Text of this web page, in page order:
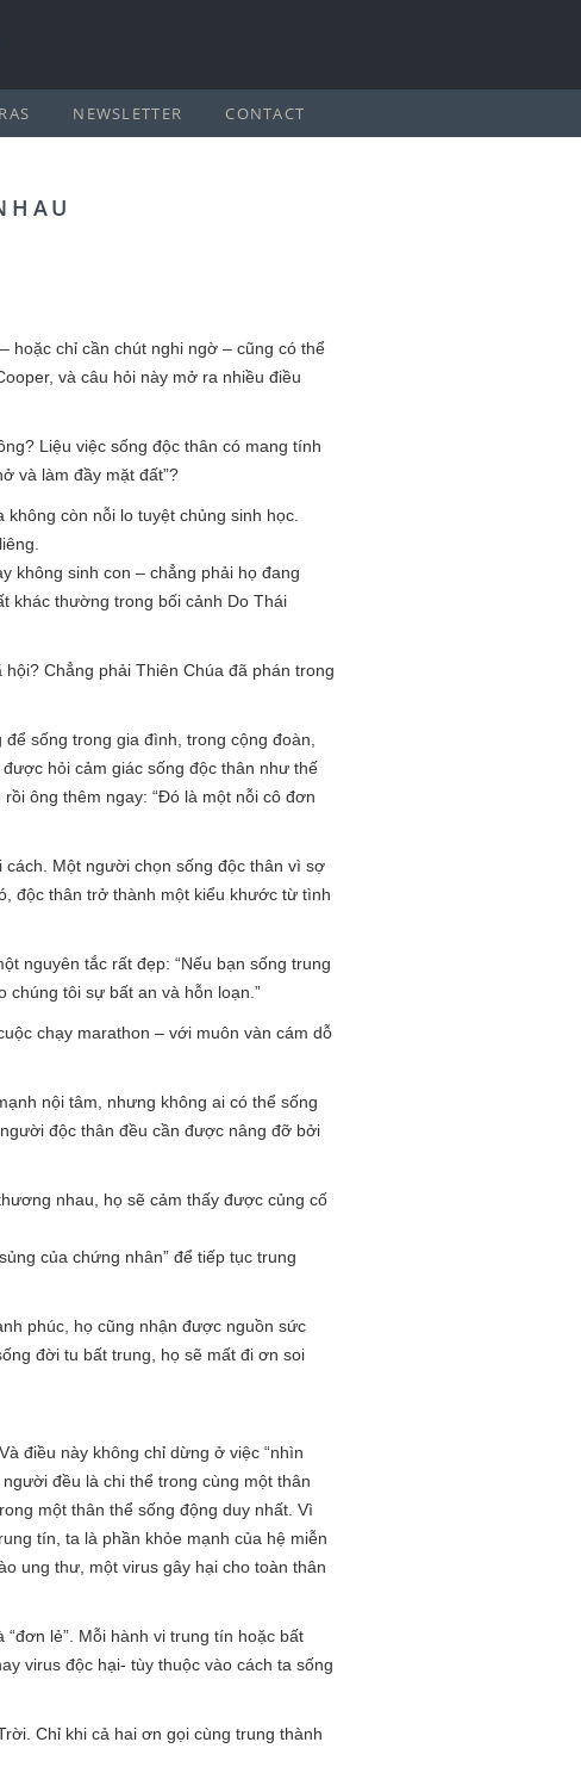
NEWSLETTER CONTACT
hoặc chỉ cần chút nghi ngờ – cũng có thể
và câu hỏi này mở ra nhiều điều
Liệu việc sống độc thân có mang tính
và làm đầy mặt đất”?
còn nỗi lo tuyệt chủng sinh học.
không sinh con – chẳng phải họ đang
khác thường trong bối cảnh Do Thái
Chẳng phải Thiên Chúa đã phán trong
sống trong gia đình, trong cộng đoàn,
hỏi cảm giác sống độc thân như thế
ông thêm ngay: “Đó là một nỗi cô đơn
Một người chọn sống độc thân vì sợ
độc thân trở thành một kiểu khước từ tình
nguyên tắc rất đẹp: “Nếu bạn sống trung
tôi sự bất an và hỗn loạn.”
chạy marathon – với muôn vàn cám dỗ
nội tâm, nhưng không ai có thể sống
độc thân đều cần được nâng đỡ bởi
nhau, họ sẽ cảm thấy được củng cố
của chứng nhân” để tiếp tục trung
phúc, họ cũng nhận được nguồn sức
đời tu bất trung, họ sẽ mất đi ơn soi
điều này không chỉ dừng ở việc “nhìn
đều là chi thể trong cùng một thân
một thân thể sống động duy nhất. Vì
tín, ta là phần khỏe mạnh của hệ miễn
ung thư, một virus gây hại cho toàn thân
lẻ”. Mỗi hành vi trung tín hoặc bất
virus độc hại- tùy thuộc vào cách ta sống
Chỉ khi cả hai ơn gọi cùng trung thành